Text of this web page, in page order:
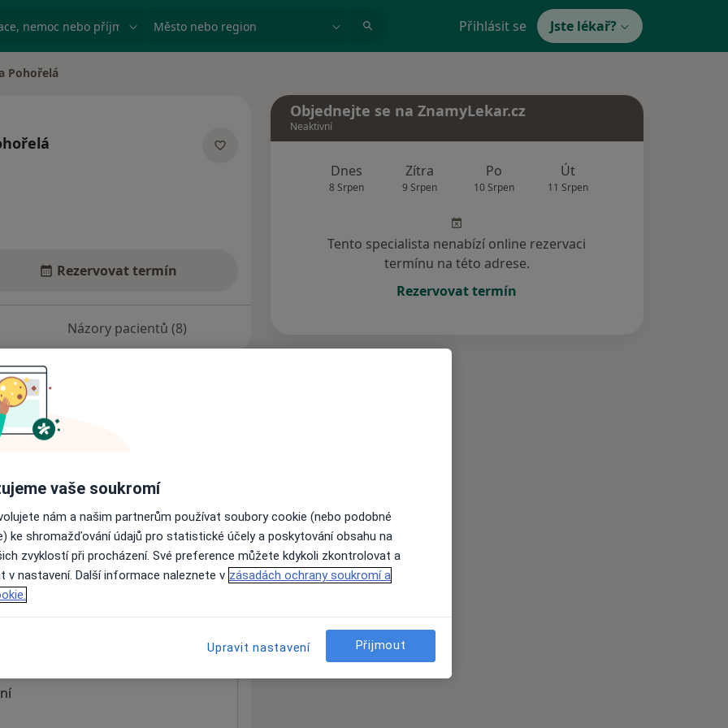
nemoc nebo příjmení Město nebo region Přihlásit se Jste lékař?
Pohořelá
Rezervovat termín
Názory pacientů (8)
nejsou k dispozici
informace o svých službách.
Objednejte se na ZnamyLekar.cz
Neaktivní
Dnes
8 Srpen
Zítra
9 Srpen
Po
10 Srpen
Út
11 Srpen
Tento specialista nenabízí online rezervaci
termínu na této adrese.
Rezervovat termín
vaše soukromí
nám a našim partnerům používat soubory cookie (nebo podobné
ke shromažďování údajů pro statistické účely a poskytování obsahu na
zvyklostí při procházení. Své preference můžete kdykoli zkontrolovat a
v nastavení. Další informace naleznete v zásadách ochrany soukromí a
Upravit nastavení Přijmout